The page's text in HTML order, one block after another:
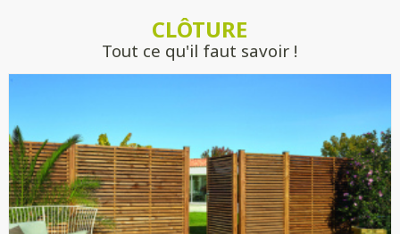
engagement.CLÔTURE
Tout ce qu'il faut savoir !